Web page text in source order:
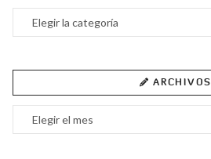
Categorías
ARCHIVOS
Archivos